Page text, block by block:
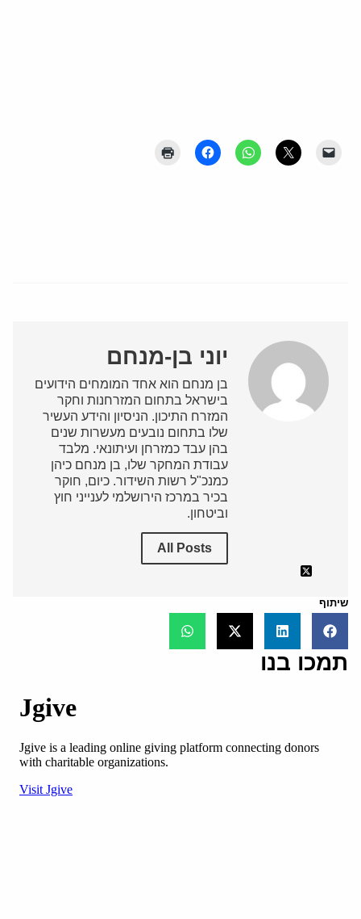
יוני בן-מנחם
בן מנחם הוא אחד המומחים הידועים
בישראל בתחום המזרחנות וחקר
המזרח התיכון. הניסיון והידע העשיר
שלו בתחום נובעים מעשרות שנים
בהן עבד כמזרחן ועיתונאי. מלבד
עבודת המחקר שלו, בן מנחם כיהן
כמנכ"ל רשות השידור. כיום, חוקר
בכיר במרכז הירושלמי לענייני חוץ
וביטחון.
All Posts
שיתוף
תמכו בנו